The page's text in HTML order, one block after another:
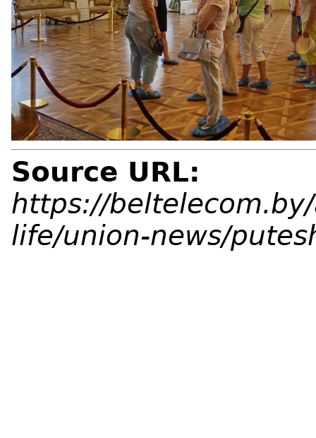
Source URL:
https://
life/union-news/